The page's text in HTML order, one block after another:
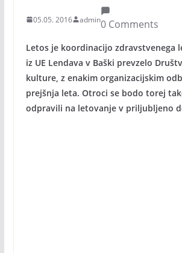
05.05. 2016 admin0 Comments
Letos je koordinacijo zdravstvenega
iz UE Lendava v Baški prevzelo
kulture, z enakim organizacijskim
prejšnja leta. Otroci se bodo torej
odpravili na letovanje v priljubljeno